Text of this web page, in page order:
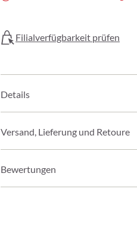
Filialverfügbarkeit prüfen
Details
Versand, Lieferung und Retoure
Bewertungen